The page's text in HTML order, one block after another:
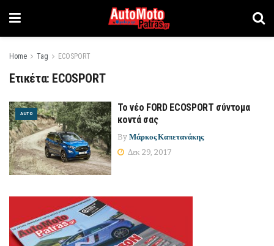
Home Tag ECOSPORT
Ετικέτα: ECOSPORT
AUTO
Το νέο FORD ECOSPORT σύντομα
κοντά σας
By Μάρκος Καπετανάκης
Δεκ 29, 2017